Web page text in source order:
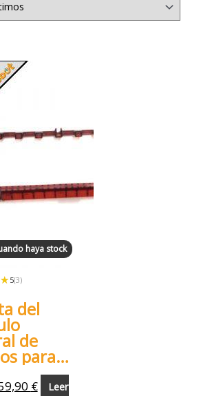
haya stock
5(3)
del
de
para
800
€
Leer